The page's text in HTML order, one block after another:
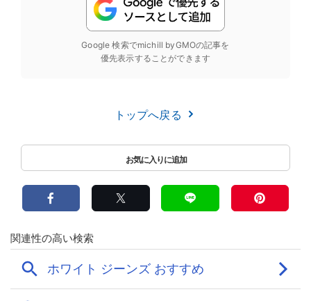
Google 検索でmichill byGMOの記事を
優先表示することができます
トップへ戻る